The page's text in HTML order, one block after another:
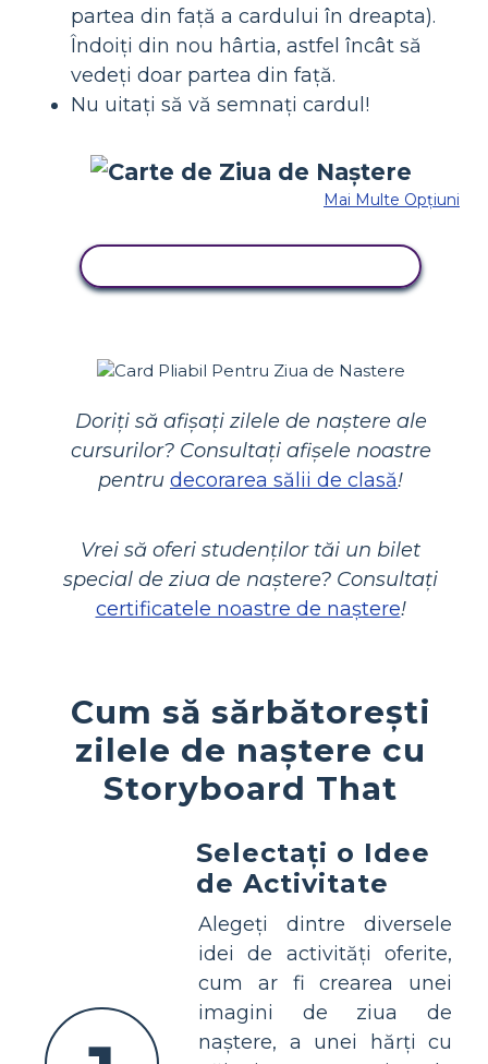
partea din față a cardului în dreapta).
Îndoiți din nou hârtia, astfel încât să
vedeți doar partea din față.
Nu uitați să vă semnați cardul!
Mai Multe Opțiuni
Doriți să afișați zilele de naștere ale
cursurilor? Consultați afișele noastre
pentru decorarea sălii de clasă!
Vrei să oferi studenților tăi un bilet
special de ziua de naștere? Consultați
certificatele noastre de naștere!
Cum să sărbătorești
zilele de naștere cu
Storyboard That
Selectați o Idee
de Activitate
Alegeți dintre diversele
idei de activități oferite,
cum ar fi crearea unei
imagini de ziua de
naștere, a unei hărți cu